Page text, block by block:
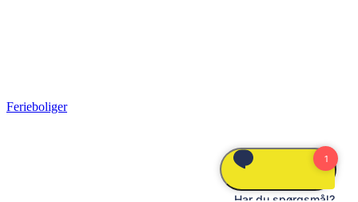
Ferieboliger